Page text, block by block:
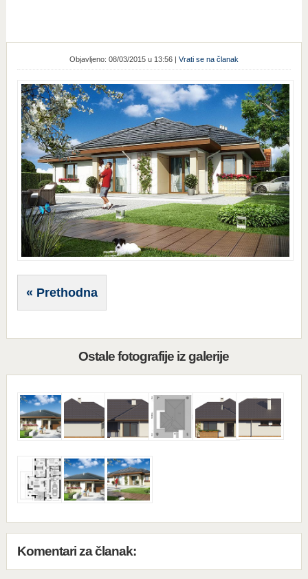
Objavljeno: 08/03/2015 u 13:56 | Vrati se na članak
« Prethodna
Ostale fotografije iz galerije
Komentari za članak: